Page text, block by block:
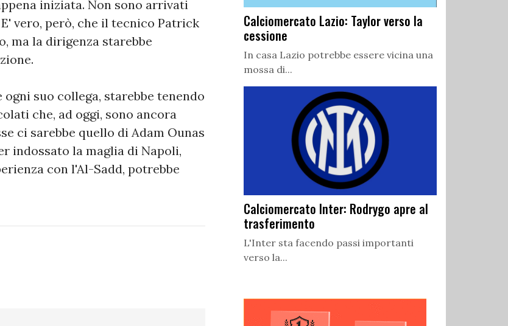
iniziata. Non sono arrivati
vero, però, che il tecnico Patrick
ma la dirigenza starebbe
suo collega, starebbe tenendo
che, ad oggi, sono ancora
ci sarebbe quello di Adam Ounas
indossato la maglia di Napoli,
con l'Al-Sadd, potrebbe
Calciomercato Lazio: Taylor verso la
cessione
In casa Lazio potrebbe essere vicina una
mossa di...
Calciomercato Inter: Rodrygo apre al
trasferimento
L'Inter sta facendo passi importanti
verso la...